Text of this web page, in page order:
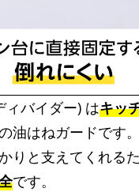
ィバイダー) はキッ
油はねガードです
りと支えてくれるた
です。